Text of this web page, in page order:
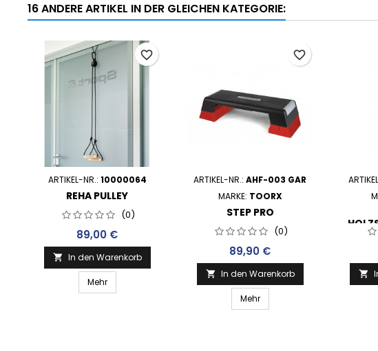
16 ANDERE ARTIKEL IN DER GLEICHEN KATEGORIE:
ARTIKEL-NR.: 10000064
REHA PULLEY
(0)
Preis
89,00 €
 In den Warenkorb
Mehr
favorite_border
ARTIKEL-NR.: AHF-003 GAR
MARKE: TOORX
STEP PRO
(0)
Preis
89,90 €
 In den Warenkorb
Mehr
favorite_border
